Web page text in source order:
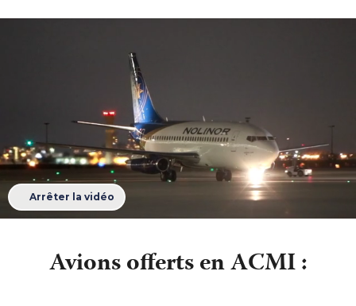
Arrêter la vidéo
Avions offerts enACMI: